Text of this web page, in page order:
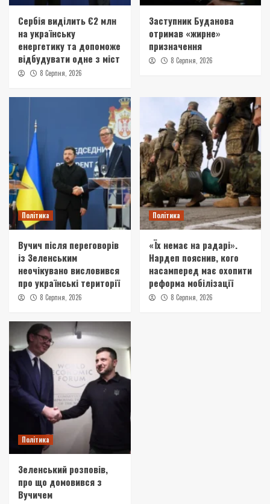
Сербія виділить €2 млн
на українську
енергетику та допоможе
відбудувати одне з міст
8 Серпня, 2026
Заступник Буданова
отримав «жирне»
призначення
8 Серпня, 2026
Політика
Вучич після переговорів
із Зеленським
неочікувано висловився
про українські території
8 Серпня, 2026
Політика
«Їх немає на радарі».
Нардеп пояснив, кого
насамперед має охопити
реформа мобілізації
8 Серпня, 2026
Політика
Зеленський розповів,
про що домовився з
Вучичем